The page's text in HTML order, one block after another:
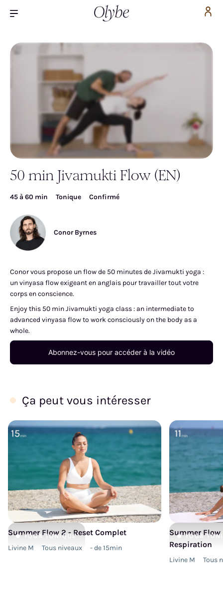
Inscrivez-vous pour accéder gratuitement à la
50 min Jivamukti Flow (EN)
45 à 60 min Tonique Confirmé
Conor Byrnes
Conor vous propose un flow de 50 minutes de Jivamukti yoga :
un vinyasa flow exigeant en anglais pour travailler tout votre
corps en conscience.
Enjoy this 50 min Jivamukti yoga class : an intermediate to
advanced vinyasa flow to work consciously on the body as a
whole.
Abonnez-vous pour accéder à la vidéo
Ça peut vous intéresser
YOGA TONIQUE
Summer Flow 2 - Reset Complet
Livine M Tous niveaux - de 15min
YOGA
Summer
Respiration
Livine M Tous